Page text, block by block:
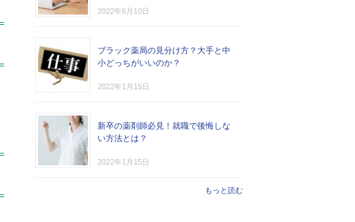
2022年6月10日
ブラック薬局の見分け方？大手と中
小どっちがいいのか？
2022年1月15日
新卒の薬剤師必見！就職で後悔しな
い方法とは？
2022年1月15日
もっと読む